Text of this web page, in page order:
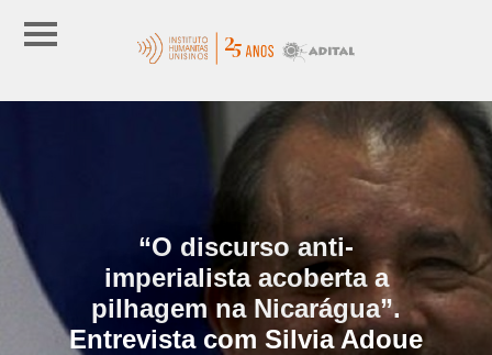
“O discurso anti-
imperialista acoberta a
pilhagem na Nicarágua”.
Entrevista com Silvia Adoue